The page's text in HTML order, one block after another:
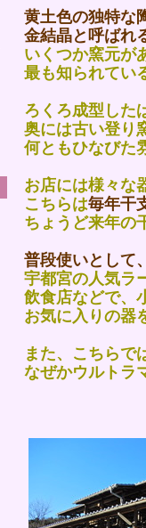
黄土色の独特な
金結晶と呼ばれ
いくつか窯元が
最も知られてい
ろくろ成型した
奥には古い登り
何ともひなびた
お店には様々な
こちらは毎年干
ちょうど来年の
普段使いとして
宇都宮の人気ラ
飲食店などで、
お気に入りの器
また、こちらで
なぜかウルトラ